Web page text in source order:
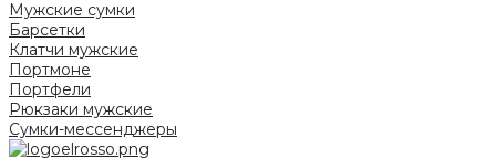
Мужские сумки
Барсетки
Клатчи мужские
Портмоне
Портфели
Рюкзаки мужские
Сумки-мессенджеры